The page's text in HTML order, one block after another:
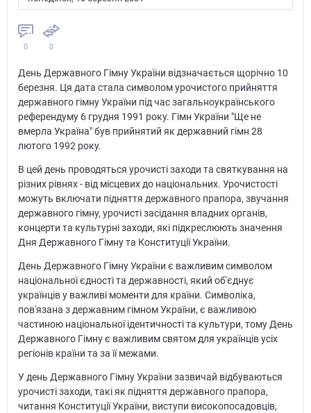
0 0
День Державного Гімну України відзначається щорічно 10
березня. Ця дата стала символом урочистого прийняття
державного гімну України під час загальноукраїнського
референдуму 6 грудня 1991 року. Гімн України "Ще не
вмерла Україна" був прийнятий як державний гімн 28
лютого 1992 року.
В цей день проводяться урочисті заходи та святкування на
різних рівнях - від місцевих до національних. Урочистості
можуть включати підняття державного прапора, звучання
державного гімну, урочисті засідання владних органів,
концерти та культурні заходи, які підкреслюють значення
Дня Державного Гімну та Конституції України.
День Державного Гімну України є важливим символом
національної єдності та державності, який об'єднує
українців у важливі моменти для країни. Символіка,
пов'язана з державним гімном України, є важливою
частиною національної ідентичності та культури, тому День
Державного Гімну є важливим святом для українців усіх
регіонів країни та за її межами.
У день Державного Гімну України зазвичай відбуваються
урочисті заходи, такі як підняття державного прапора,
читання Конституції України, виступи високопосадовців,